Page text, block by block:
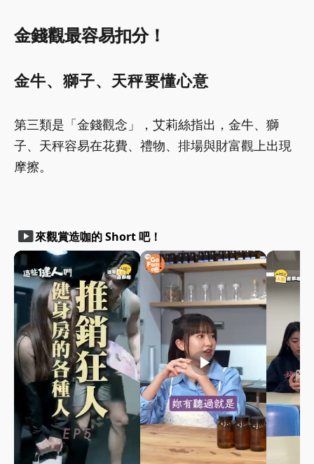
金錢觀最容易扣分！
金牛、獅子、天秤要懂心意
第三類是「金錢觀念」，艾莉絲指出，金牛、獅
子、天秤容易在花費、禮物、排場與財富觀上出現
摩擦。
smart_display來觀賞造咖的 Short 吧！
play_arrow play_arrow